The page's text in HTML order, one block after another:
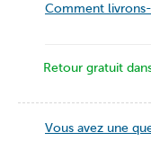
Comment
Retour gratuit
Vous avez une